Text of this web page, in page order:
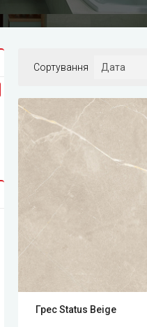
Сортування
Грес Status Beige